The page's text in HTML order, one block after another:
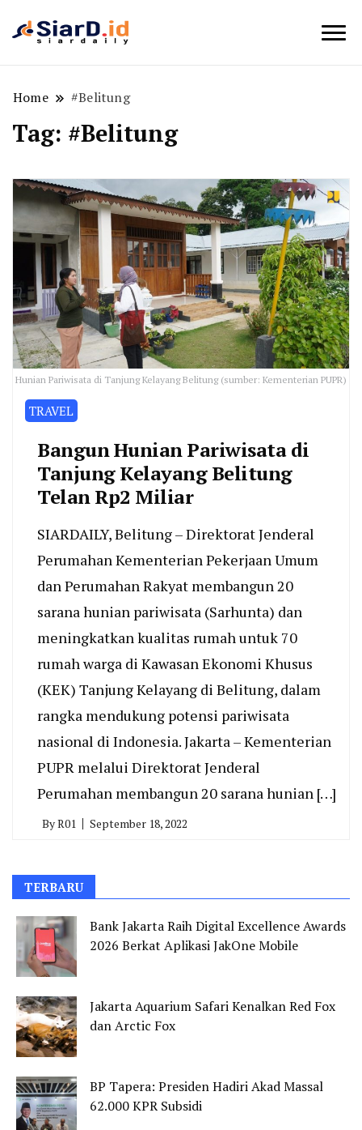
Home #Belitung
Tag: #Belitung
Hunian Pariwisata di Tanjung Kelayang Belitung (sumber: Kementerian PUPR)
TRAVEL
Bangun Hunian Pariwisata di
Tanjung Kelayang Belitung
Telan Rp2 Miliar
SIARDAILY, Belitung – Direktorat Jenderal
Perumahan Kementerian Pekerjaan Umum
dan Perumahan Rakyat membangun 20
sarana hunian pariwisata (Sarhunta) dan
meningkatkan kualitas rumah untuk 70
rumah warga di Kawasan Ekonomi Khusus
(KEK) Tanjung Kelayang di Belitung, dalam
rangka mendukung potensi pariwisata
nasional di Indonesia. Jakarta – Kementerian
PUPR melalui Direktorat Jenderal
Perumahan membangun 20 sarana hunian […]
ByR01 September 18, 2022
TERBARU
Bank Jakarta Raih Digital Excellence Awards
2026 Berkat Aplikasi JakOne Mobile
Jakarta Aquarium Safari Kenalkan Red Fox
dan Arctic Fox
BP Tapera: Presiden Hadiri Akad Massal
62.000 KPR Subsidi